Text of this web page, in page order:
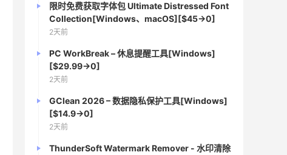
限时免费获取字体包 Ultimate Distressed Font
Collection[Windows、macOS][$45→0]
2天前
PC WorkBreak – 休息提醒工具[Windows]
[$29.99→0]
2天前
GClean 2026 – 数据隐私保护工具[Windows]
[$14.9→0]
2天前
ThunderSoft Watermark Remover - 水印清除